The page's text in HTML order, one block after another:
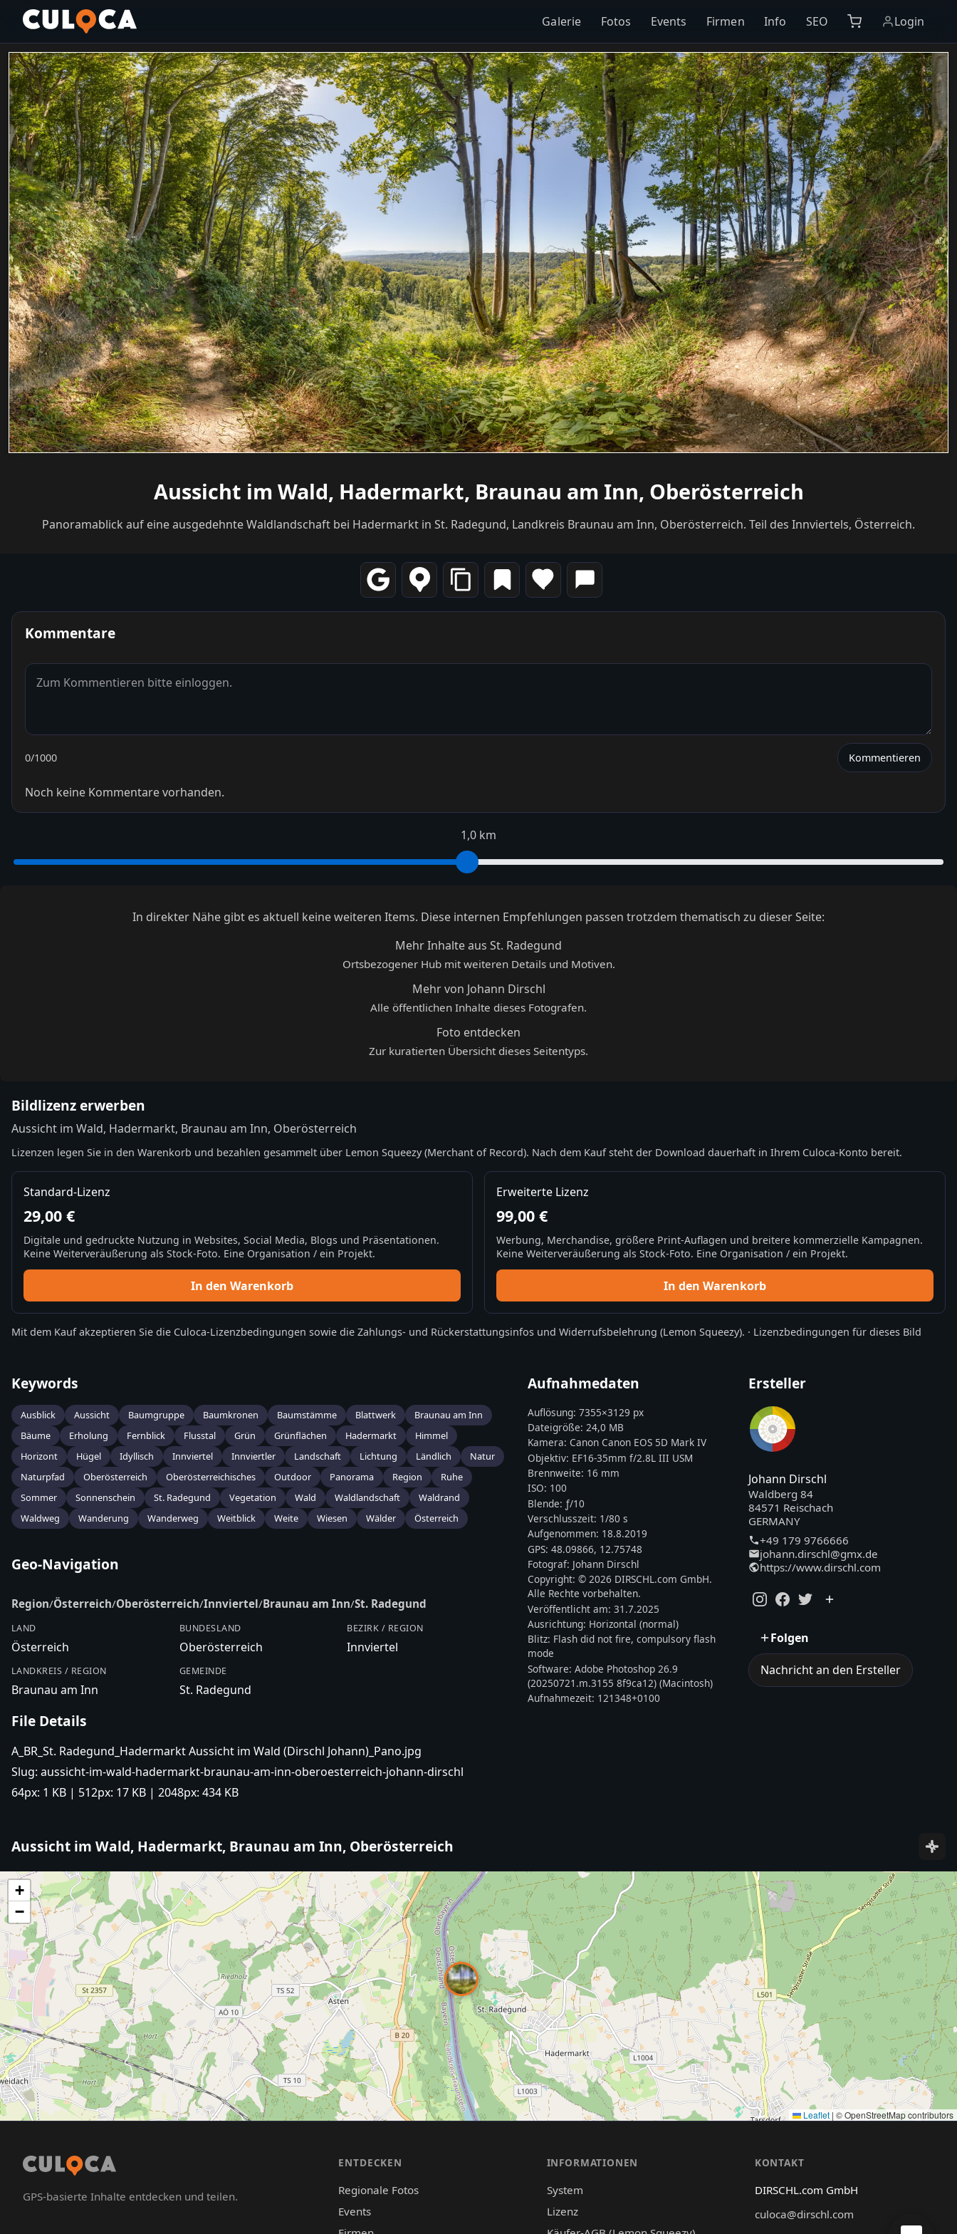
Galerie Fotos Events Firmen Info SEO Login
Aussicht im Wald, Hadermarkt, Braunau am Inn, Oberösterreich
Panoramablick auf eine ausgedehnte Waldlandschaft bei Hadermarkt in St. Radegund, Landkreis Braunau am Inn, Oberösterreich. Teil des Innviertels, Österreich.
Kommentare
0/1000 Kommentieren
Noch keine Kommentare vorhanden.
1,0 km
In direkter Nähe gibt es aktuell keine weiteren Items. Diese internen Empfehlungen passen trotzdem thematisch zu dieser Seite:
Mehr Inhalte aus St. Radegund
Ortsbezogener Hub mit weiteren Details und Motiven.
Mehr von Johann Dirschl
Alle öffentlichen Inhalte dieses Fotografen.
Foto entdecken
Zur kuratierten Übersicht dieses Seitentyps.
Bildlizenz erwerben
Aussicht im Wald, Hadermarkt, Braunau am Inn, Oberösterreich
Lizenzen legen Sie in den Warenkorb und bezahlen gesammelt über Lemon Squeezy (Merchant of Record). Nach dem Kauf steht der Download dauerhaft in Ihrem Culoca-Konto bereit.
Standard-Lizenz
29,00 €
Digitale und gedruckte Nutzung in Websites, Social Media, Blogs und Präsentationen.
Keine Weiterveräußerung als Stock-Foto. Eine Organisation / ein Projekt.
In den Warenkorb
Erweiterte Lizenz
99,00 €
Werbung, Merchandise, größere Print-Auflagen und breitere kommerzielle Kampagnen.
Keine Weiterveräußerung als Stock-Foto. Eine Organisation / ein Projekt.
In den Warenkorb
Mit dem Kauf akzeptieren Sie die Culoca-Lizenzbedingungen sowie die Zahlungs- und Rückerstattungsinfos und Widerrufsbelehrung (Lemon Squeezy). · Lizenzbedingungen für dieses Bild
Keywords
Ausblick Aussicht Baumgruppe Baumkronen Baumstämme Blattwerk
Braunau am Inn
Bäume
Erholung Fernblick Flusstal Grün Grünflächen Hadermarkt
Himmel
Horizont
Hügel Idyllisch Innviertel Innviertler Landschaft Lichtung Ländlich
Natur
Naturpfad
Oberösterreich Oberösterreichisches Outdoor Panorama Region
Ruhe
Sommer
Sonnenschein St. Radegund Vegetation Wald Waldlandschaft
Waldrand
Waldweg
Wanderung Wanderweg Weitblick Weite Wiesen Wälder Österreich
Geo-Navigation
Region/Österreich/Oberösterreich/Innviertel/Braunau am Inn/St. Radegund
LAND
Österreich
BUNDESLAND
Oberösterreich
BEZIRK / REGION
Innviertel
LANDKREIS / REGION
Braunau am Inn
GEMEINDE
St. Radegund
File Details
A_BR_St. Radegund_Hadermarkt Aussicht im Wald (Dirschl Johann)_Pano.jpg
Slug: aussicht-im-wald-hadermarkt-braunau-am-inn-oberoesterreich-johann-dirschl
64px: 1 KB | 512px: 17 KB | 2048px: 434 KB
Aufnahmedaten
Auflösung:7355×3129 px
Dateigröße:24,0 MB
Kamera:Canon Canon EOS 5D Mark IV
Objektiv: EF16-35mm f/2.8L III USM
Brennweite: 16 mm
ISO: 100
Blende: ƒ/10
Verschlusszeit: 1/80 s
Aufgenommen: 18.8.2019
GPS:48.09866, 12.75748
Fotograf: Johann Dirschl
Copyright:© 2026 DIRSCHL.com GmbH.
Alle Rechte vorbehalten.
Veröffentlicht am:31.7.2025
Ausrichtung: Horizontal (normal)
Blitz: Flash did not fire, compulsory flash
mode
Software:Adobe Photoshop 26.9
(20250721.m.3155 8f9ca12) (Macintosh)
Aufnahmezeit: 121348+0100
Ersteller
Johann Dirschl
Waldberg 84
84571 Reischach
GERMANY
+49 179 9766666
johann.dirschl@gmx.de
https://www.dirschl.com
Folgen
Nachricht an den Ersteller
Aussicht im Wald, Hadermarkt, Braunau am Inn, Oberösterreich
+
−
Leaflet | © OpenStreetMap contributors
GPS-basierte Inhalte entdecken und teilen.
ENTDECKEN
Regionale Fotos
Events
INFORMATIONEN
System
Lizenz
KONTAKT
DIRSCHL.com GmbH
culoca@dirschl.com